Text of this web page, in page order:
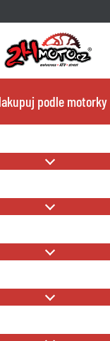
podle motorky